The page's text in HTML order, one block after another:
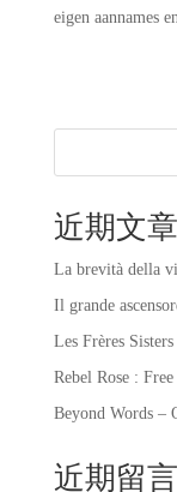
eigen aannames
近期文章
La brevità della
Il grande
Les Frères
Rebel Rose :
Beyond Words –
近期留言